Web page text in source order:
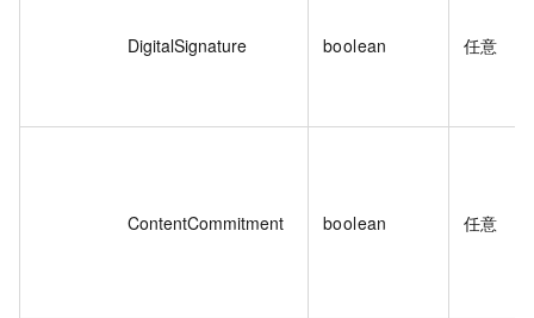
DigitalSignature boolean 任意
ContentCommitment boolean 任意